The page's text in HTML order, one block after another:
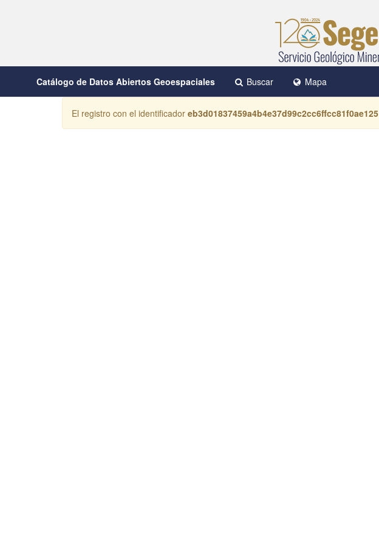
Catálogo de Datos Abiertos Geoespaciales Buscar Mapa
El registro con el identificador eb3d01837459a4b4e37d99c2cc6ffcc81f0ae125